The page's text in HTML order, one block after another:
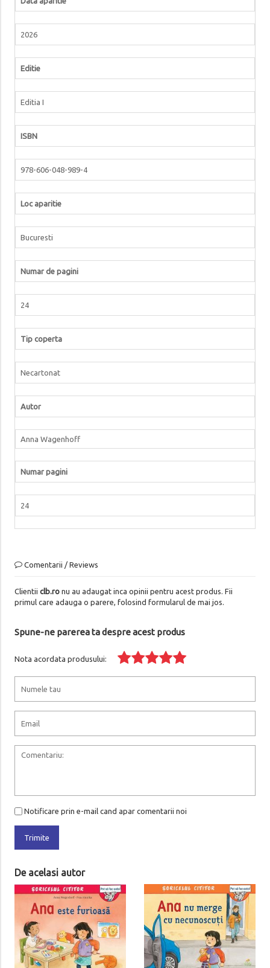
2026
Editie
Editia I
ISBN
978-606-048-989-4
Loc aparitie
Bucuresti
Numar de pagini
24
Tip coperta
Necartonat
Autor
Anna Wagenhoff
Numar pagini
24
Comentarii / Reviews
Clientii clb.ronu au adaugat inca opinii pentru acest produs. Fii
primul care adauga o parere, folosind formularul de mai jos.
Spune-ne parerea ta despre acest produs
Nota acordata produsului:
Notificare prin e-mail cand apar comentarii noi
Trimite
De acelasi autor